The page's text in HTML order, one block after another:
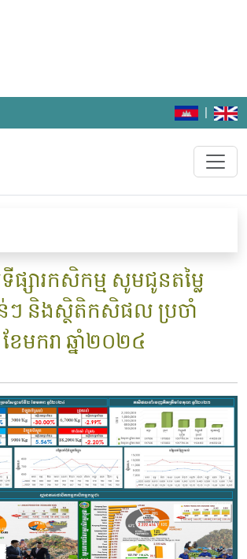
|
សារកសិកម្ម សូមជូនតម្លៃ
និងស្ថិតិកសិផល ប្រចាំ
មករា ឆ្នាំ២០២៤